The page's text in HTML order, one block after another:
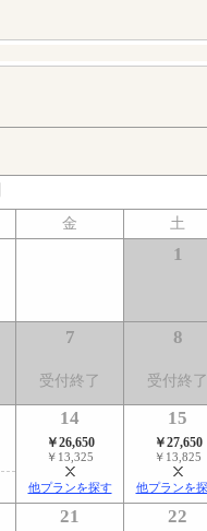
金 土
1
7
受付終了
8
受付終了
14
￥26,650
￥13,325
他プランを探す
15
￥27,650
￥13,825
他プランを
21 22